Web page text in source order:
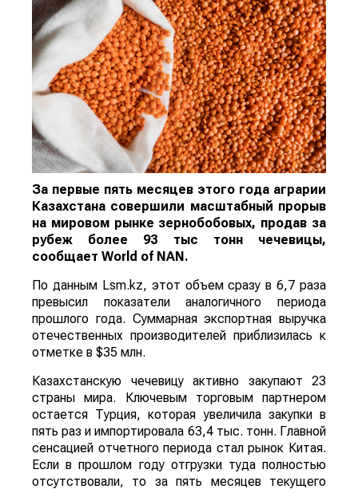
За первые пять месяцев этого года аграрии
Казахстана совершили масштабный прорыв
на мировом рынке зернобобовых, продав за
рубеж более 93 тыс тонн чечевицы,
сообщает World of NAN.
По данным Lsm.kz, этот объем сразу в 6,7 раза
превысил показатели аналогичного периода
прошлого года. Суммарная экспортная выручка
отечественных производителей приблизилась к
отметке в $35 млн.
Казахстанскую чечевицу активно закупают 23
страны мира. Ключевым торговым партнером
остается Турция, которая увеличила закупки в
пять раз и импортировала 63,4 тыс. тонн. Главной
сенсацией отчетного периода стал рынок Китая.
Если в прошлом году отгрузки туда полностью
отсутствовали, то за пять месяцев текущего